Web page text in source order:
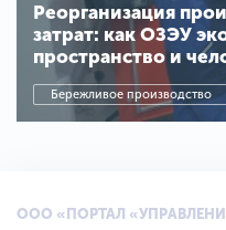
Реорганизация
затрат: как ОЗЭУ
пространство и
Бережливое производство
ООО «ПОРТАЛ